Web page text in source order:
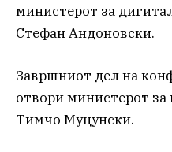
министерот за
Стефан Андоновски.
Завршниот дел на
отвори министерот
Тимчо Муцунски.